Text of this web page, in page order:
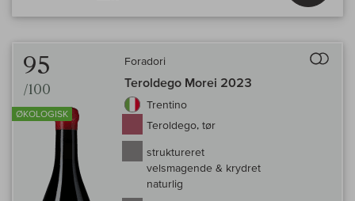
95
/100
ØKOLOGISK
Foradori
Teroldego Morei 2023
Trentino
Teroldego, tør
struktureret
velsmagende & krydret
naturlig